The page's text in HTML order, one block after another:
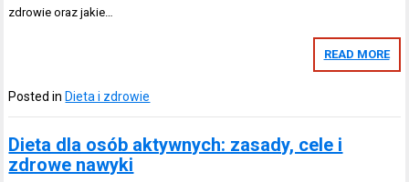
zdrowie oraz jakie…
READ MORE
Posted in Dieta i zdrowie
Dieta dla osób aktywnych: zasady, cele i
zdrowe nawyki